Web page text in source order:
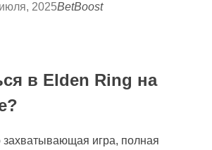
2025BetBoost
в Elden Ring на
игра, полная